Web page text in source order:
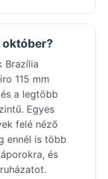
október?
Brazília
115 mm
a legtöbb
Egyes
felé néző
ennél is több
és